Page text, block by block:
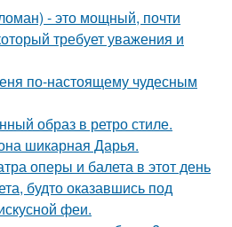
- это мощный, почти
требует уважения и
по-настоящему чудесным
образ в ретро стиле.
шикарная Дарья.
оперы и балета в этот день
будто оказавшись под
феи.